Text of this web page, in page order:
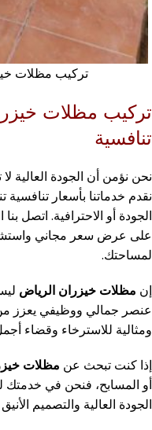
تركيب مظلات
تركيب مظلات
تنافسية
نحن نؤمن أن الجودة العالية
نقدم خدماتنا بأسعار
الجودة أو الاحترافية. اتصل
على عرض سعر مجاني
لمساحتك.
إن مظلات خيزران الرياض
عنصر جمالي ووظيفي يعزز
ومثالية للاسترخاء وقضاء
إذا كنت تبحث عن مظلات
أو المسابح، فنحن في خدمتك
الجودة العالية والتصميم